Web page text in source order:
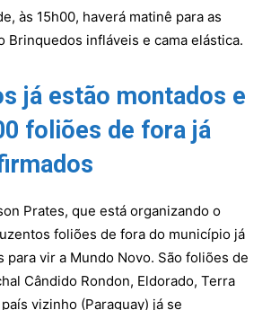
às 15h00, haverá matinê para as
Brinquedos infláveis e cama elástica.
já estão montados e
foliões de fora já
Prates, que está organizando o
foliões de fora do município já
para vir a Mundo Novo. São foliões de
Cândido Rondon, Eldorado, Terra
vizinho (Paraguay) já se